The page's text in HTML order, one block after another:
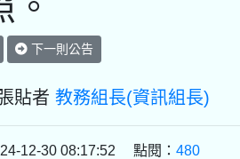
下一則公告
貼者 教務組長(資訊組長)
12-30 08:17:52 點閱： 480